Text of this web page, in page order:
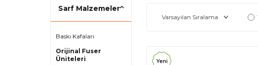
Sarf Malzemeler
Baskı Kafaları
Orijinal Fuser
Üniteleri
Yeni